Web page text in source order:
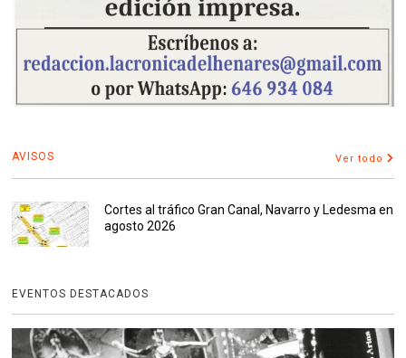
AVISOS Ver todo
Cortes al tráfico Gran Canal, Navarro y Ledesma en
agosto 2026
EVENTOS DESTACADOS